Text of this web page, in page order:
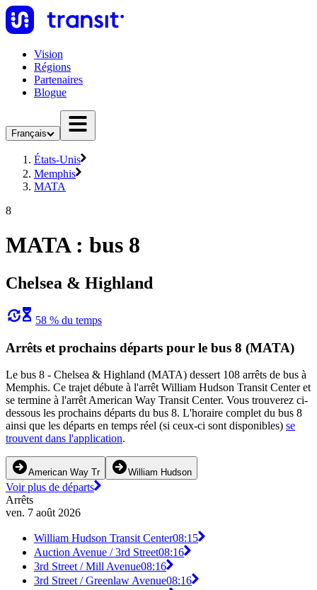
Vision
Régions
Partenaires
Blogue
Français
États-Unis
Memphis
MATA
8
MATA : bus 8
Chelsea & Highland
58 % du temps
Arrêts et prochains départs pour le bus 8 (MATA)
Le bus 8 - Chelsea & Highland (MATA) dessert 108 arrêts de bus à
Memphis. Ce trajet débute à l'arrêt William Hudson Transit Center et
se termine à l'arrêt American Way Transit Center. Vous trouverez ci-
dessous les prochains départs du bus 8. L'horaire complet du bus 8
ainsi que les départs en temps réel (si ceux-ci sont disponibles) se
trouvent dans l'application.
American Way Tr William Hudson
Voir plus de départs
Arrêts
ven. 7 août 2026
William Hudson Transit Center08:15
Auction Avenue / 3rd Street08:16
3rd Street / Mill Avenue08:16
3rd Street / Greenlaw Avenue08:16